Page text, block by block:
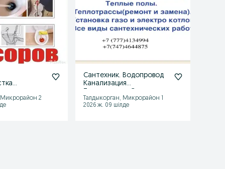
Микрорайон 2
Сантехник. Водопровод
Канализация
Талдыкорган, Микрорайон 1
2026 ж. 09 шілде